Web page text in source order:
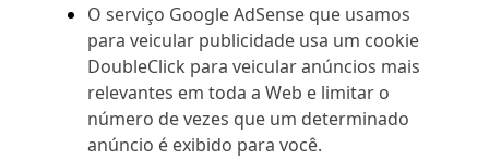
O serviço Google AdSense que usamos
para veicular publicidade usa um cookie
DoubleClick para veicular anúncios mais
relevantes em toda a Web e limitar o
número de vezes que um determinado
anúncio é exibido para você.